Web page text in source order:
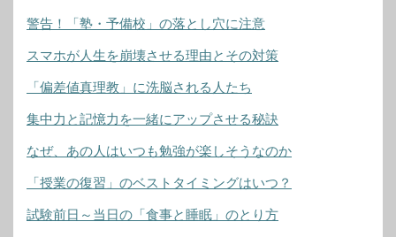
警告！「塾・予備校」の落とし穴に注意
スマホが人生を崩壊させる理由とその対策
「偏差値真理教」に洗脳される人たち
集中力と記憶力を一緒にアップさせる秘訣
なぜ、あの人はいつも勉強が楽しそうなのか
「授業の復習」のベストタイミングはいつ？
試験前日～当日の「食事と睡眠」のとり方